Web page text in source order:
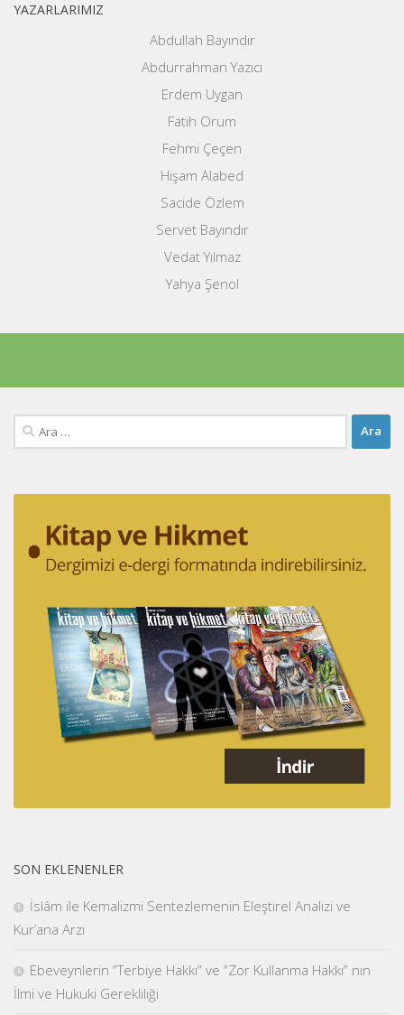
YAZARLARIMIZ
Abdullah Bayındır
Abdurrahman Yazıcı
Erdem Uygan
Fatih Orum
Fehmi Çeçen
Hişam Alabed
Sacide Özlem
Servet Bayındır
Vedat Yılmaz
Yahya Şenol
Arama:
SON EKLENENLER
İslâm ile Kemalizmi Sentezlemenin Eleştirel Analizi ve
Kur’ana Arzı
Ebeveynlerin “Terbiye Hakkı” ve “Zor Kullanma Hakkı” nın
İlmi ve Hukuki Gerekliliği